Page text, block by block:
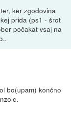
ker zgodovina
prida (ps1 - šrot
počakat vsaj na
bo(upam) končno